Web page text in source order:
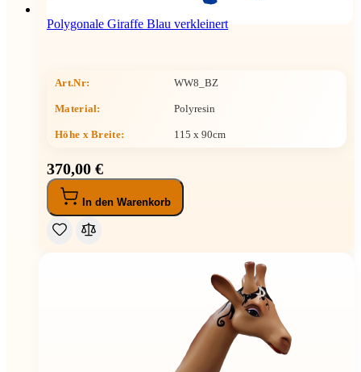
Polygonale Giraffe Blau verkleinert
Art.Nr: WW8_BZ
Material: Polyresin
Höhe x Breite: 115 x 90cm
370,00 €
In den Warenkorb